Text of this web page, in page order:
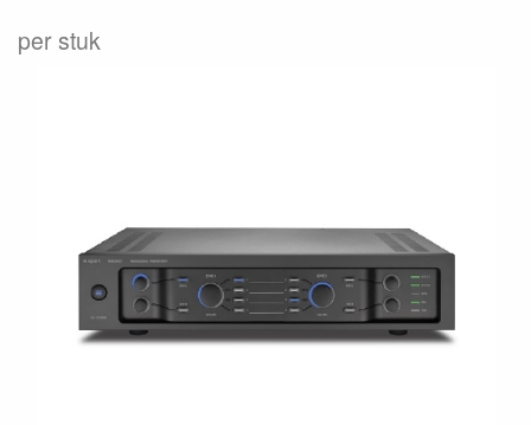
per stuk